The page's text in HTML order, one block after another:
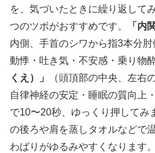
を、気づいたときに繰り返して
つのツボがおすすめです。
「内
内側、手首のシワから指3本分
動悸・吐き気・不安感・乗り物
くえ）」
（頭頂部の中央、左右
自律神経の安定・睡眠の質向上
で10〜20秒、ゆっくり押してみ
の後ろや肩を蒸しタオルなどで
わばりがゆるみやすくなります